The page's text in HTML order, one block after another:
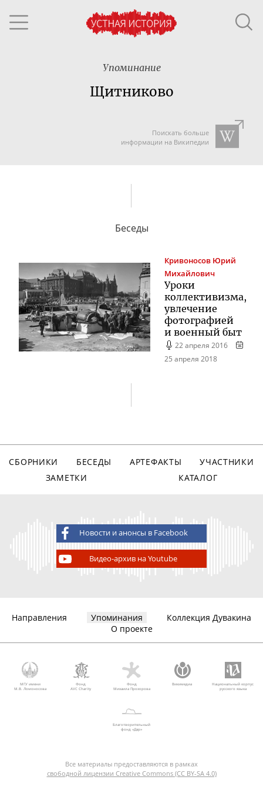
Упоминание
Щитниково
Поискать больше
информации на Википедии
Беседы
Кривоносов Юрий
Михайлович
Уроки
коллективизма,
увлечение
фотографией
и военный быт
22 апреля 2016
25 апреля 2018
СБОРНИКИ БЕСЕДЫ АРТЕФАКТЫ
УЧАСТНИКИ
ЗАМЕТКИ
КАТАЛОГ
Новости и анонсы в Facebook
Видео-архив на Youtube
Направления Упоминания
Коллекция Дувакина
О проекте
МГУ имени
М.В. Ломоносова
Фонд
AVC Charity
Фонд
Михаила Прохорова
Викимедиа
Национальный корпус
русского языка
Благотворительный
фонд «Дар»
Все материалы предоставляются в рамках
свободной лицензии Creative Commons (CC BY-SA 4.0)